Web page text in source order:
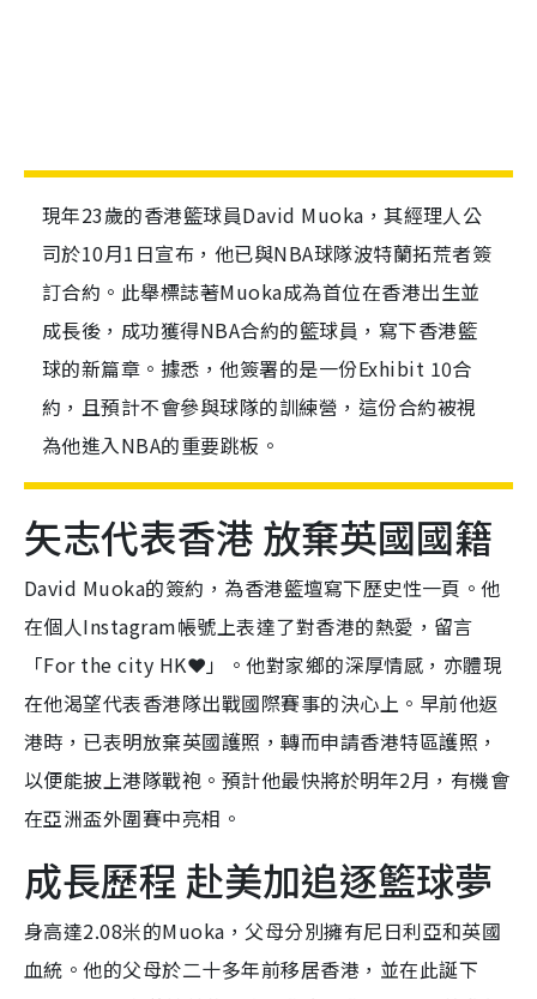
現年23歲的香港籃球員David Muoka，其經理人公
司於10月1日宣布，他已與NBA球隊波特蘭拓荒者簽
訂合約。此舉標誌著Muoka成為首位在香港出生並
成長後，成功獲得NBA合約的籃球員，寫下香港籃
球的新篇章。據悉，他簽署的是一份Exhibit 10合
約，且預計不會參與球隊的訓練營，這份合約被視
為他進入NBA的重要跳板。
矢志代表香港 放棄英國國籍
David Muoka的簽約，為香港籃壇寫下歷史性一頁。他
在個人Instagram帳號上表達了對香港的熱愛，留言
「For the city HK❤️」。他對家鄉的深厚情感，亦體現
在他渴望代表香港隊出戰國際賽事的決心上。早前他返
港時，已表明放棄英國護照，轉而申請香港特區護照，
以便能披上港隊戰袍。預計他最快將於明年2月，有機會
在亞洲盃外圍賽中亮相。
成長歷程 赴美加追逐籃球夢
身高達2.08米的Muoka，父母分別擁有尼日利亞和英國
血統。他的父母於二十多年前移居香港，並在此誕下